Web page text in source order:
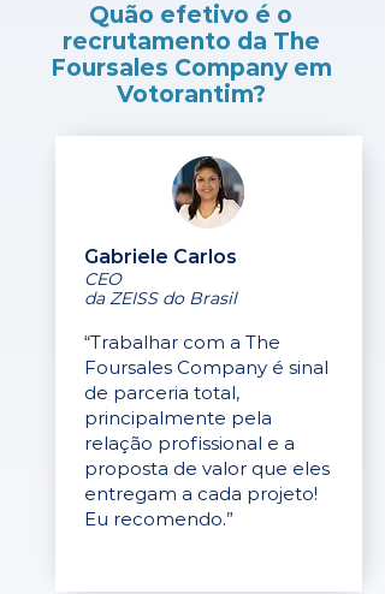
Quão efetivo é o
recrutamento da The
Foursales Company em
Votorantim?
Gabriele Carlos
CEO
da ZEISS do Brasil
“Trabalhar com a The
Foursales Company é sinal
de parceria total,
principalmente pela
relação profissional e a
proposta de valor que eles
entregam a cada projeto!
Eu recomendo.”